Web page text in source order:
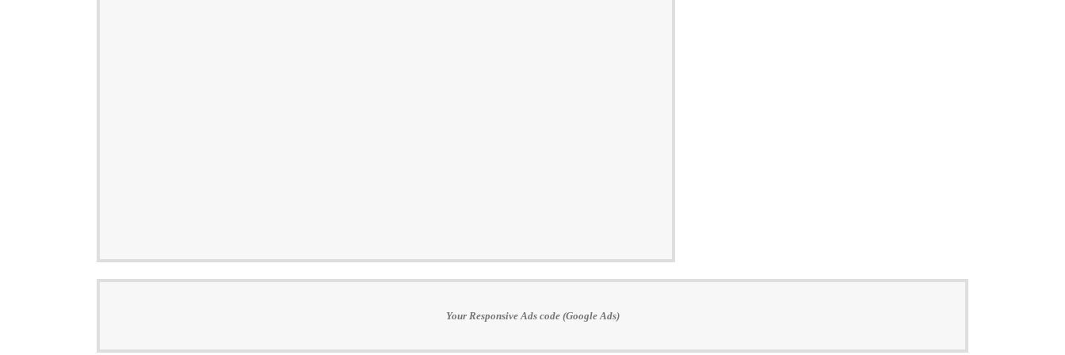
Your Responsive Ads code (Google Ads)